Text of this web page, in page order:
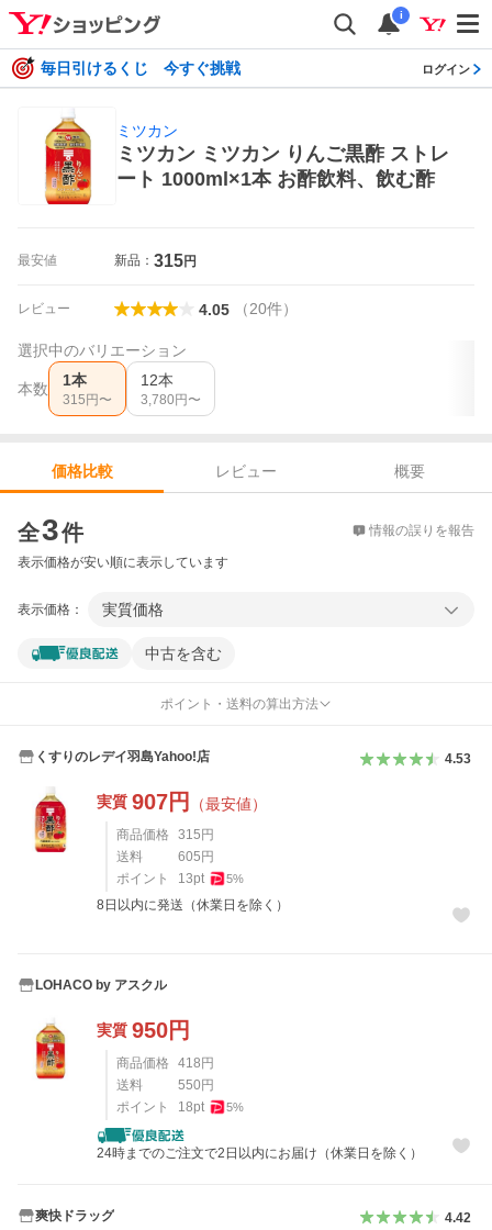
i
毎日引けるくじ 今すぐ挑戦 ログイン
ミツカン
ミツカン ミツカン りんご黒酢 ストレ
ート 1000ml×1本 お酢飲料、飲む酢
最安値 新品： 315円
レビュー 4.05 （20件）
選択中のバリエーション
本数 1本
315 円〜
12本
3,780 円〜
価格比較 レビュー
概要
全3件 情報の誤りを報告
表示価格が安い順に表示しています
表示価格： 実質価格
中古を含む
ポイント・送料の算出方法
くすりのレデイ羽島Yahoo!店 4.53
実質 907円 （最安値）
商品価格 315 円
送料
605 円
ポイント
13pt 5%
8日以内に発送（休業日を除く）
LOHACO by アスクル
実質 950円
商品価格 418 円
送料
550 円
ポイント
18pt 5%
24時までのご注文で2日以内にお届け（休業日を除く）
爽快ドラッグ 4.42